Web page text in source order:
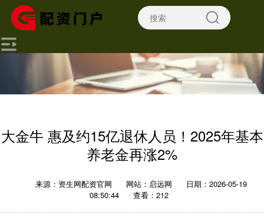
大金牛 惠及约15亿退休人员！2025年基本
养老金再涨2%
来源：资生网配资官网 网站：启远网
日期：2026-05-19
08:50:44
查看：212